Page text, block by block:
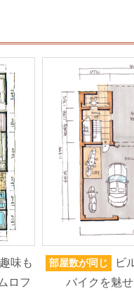
味も
ロフ
部屋数が同じ
ビ
バイクを魅